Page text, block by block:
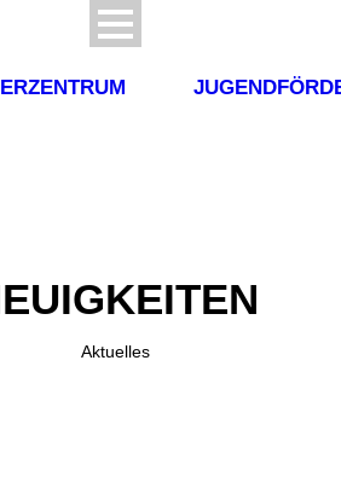
Aktuelles